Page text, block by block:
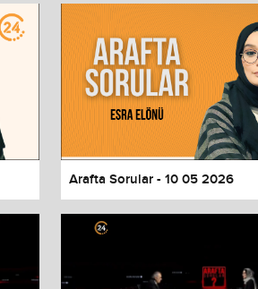
Arafta Sorular - 10 05 2026